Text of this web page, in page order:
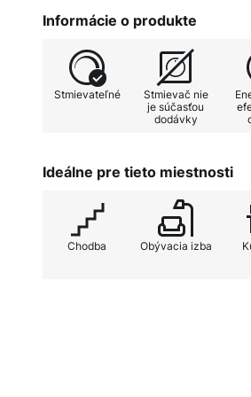
Rotari
pretože
Preto sú
obytných
Informácie o produkte
Stmievateľné
Stmievač nie
je súčasťou
dodávky
Ideálne pre tieto miestnosti
Chodba Obývacia izba